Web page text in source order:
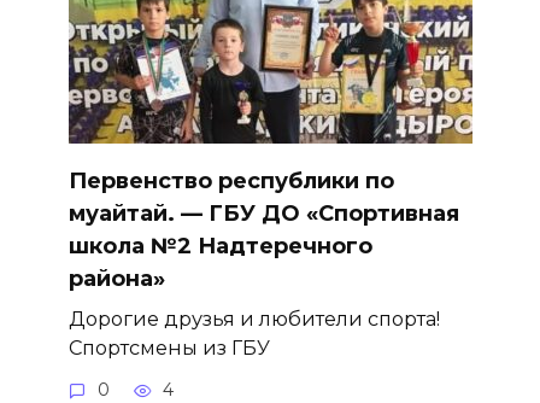
Первенство республики по
муайтай. — ГБУ ДО «Спортивная
школа №2 Надтеречного
района»
Дорогие друзья и любители спорта!
Спортсмены из ГБУ
0 4